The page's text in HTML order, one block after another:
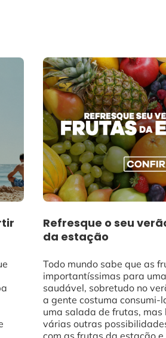
Refresque o seu
da estação
Todo mundo sabe que as
importantíssimas para
saudável, sobretudo no
a gente costuma consumi-
uma salada de frutas,
várias outras
com as frutas da estação